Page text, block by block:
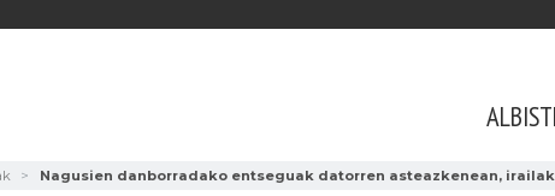
Nagusien danborradako entseguak datorren asteazkenean, irailak